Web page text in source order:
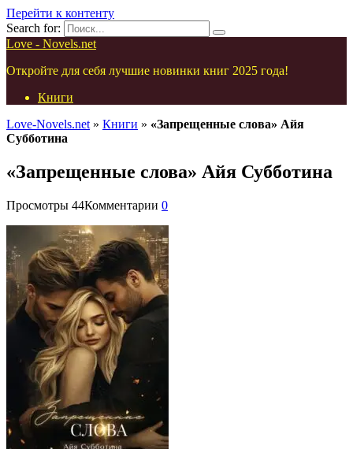
Перейти к контенту
Search for:
Love - Novels.net
Откройте для себя лучшие новинки книг 2025 года!
Книги
Love-Novels.net » Книги » «Запрещенные слова» Айя
Субботина
«Запрещенные слова» Айя Субботина
Просмотры 44Комментарии 0